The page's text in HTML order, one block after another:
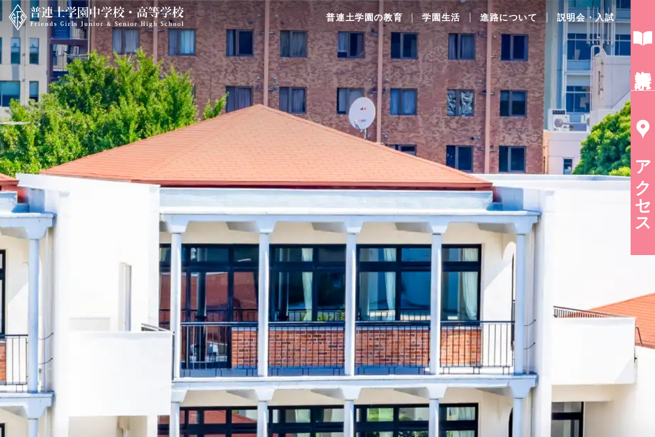
普連土学園の教育 学園生活 進路について 説明会・入試
アクセス